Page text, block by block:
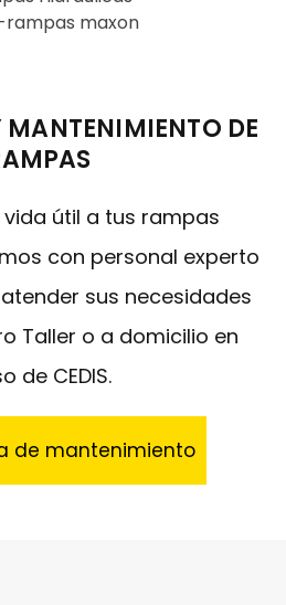
MANTENIMIENTO DE
útil a tus rampas
con personal experto
sus necesidades
Taller o a domicilio en
de CEDIS.
de mantenimiento